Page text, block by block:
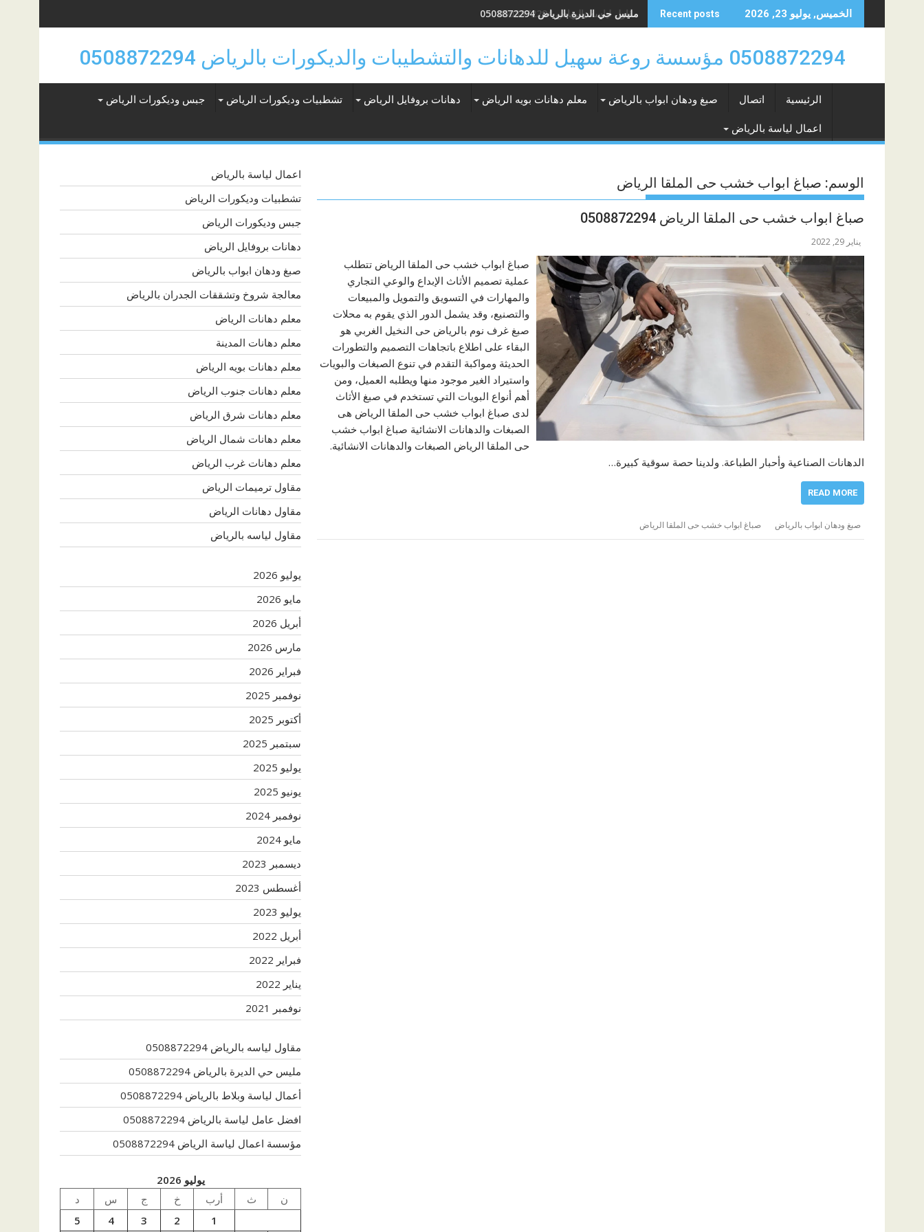
to
الخميس, يوليو 23, 2026 Recent posts مليس حي الديرة بالرياض 0508872294
0508872294 مؤسسة روعة سهيل للدهانات والتشطيبات والديكورات بالرياض 0508872294
الرئيسية اتصال صبغ ودهان ابواب بالرياض معلم دهانات بويه الرياض دهانات بروفايل الرياض تشطبيات وديكورات الرياض جبس وديكورات الرياض
اعمال لياسة بالرياض
الوسم: صباغ ابواب خشب حى الملقا الرياض
صباغ ابواب خشب حى الملقا الرياض 0508872294
يناير 29, 2022
صباغ ابواب خشب حى الملقا الرياض تتطلب
عملية تصميم الأثاث الإبداع والوعي التجاري
والمهارات في التسويق والتمويل والمبيعات
والتصنيع، وقد يشمل الدور الذي يقوم به محلات
صبغ غرف نوم بالرياض حى النخيل الغربي هو
البقاء على اطلاع باتجاهات التصميم والتطورات
الحديثة ومواكبة التقدم في تنوع الصبغات والبويات
واستيراد الغير موجود منها ويطلبه العميل، ومن
أهم أنواع البويات التي تستخدم في صبغ الأثاث
لدى صباغ ابواب خشب حى الملقا الرياض هى
الصبغات والدهانات الانشائية صباغ ابواب خشب
حى الملقا الرياض الصبغات والدهانات الانشائية.
الدهانات الصناعية وأحبار الطباعة. ولدينا حصة سوقية كبيرة…
READ MORE
صبغ ودهان ابواب بالرياض صباغ ابواب خشب حى الملقا الرياض
اعمال لياسة بالرياض
تشطبيات وديكورات الرياض
جبس وديكورات الرياض
دهانات بروفايل الرياض
صبغ ودهان ابواب بالرياض
معالجة شروخ وتشققات الجدران بالرياض
معلم دهانات الرياض
معلم دهانات المدينة
معلم دهانات بويه الرياض
معلم دهانات جنوب الرياض
معلم دهانات شرق الرياض
معلم دهانات شمال الرياض
معلم دهانات غرب الرياض
مقاول ترميمات الرياض
مقاول دهانات الرياض
مقاول لياسه بالرياض
يوليو 2026
مايو 2026
أبريل 2026
مارس 2026
فبراير 2026
نوفمبر 2025
أكتوبر 2025
سبتمبر 2025
يوليو 2025
يونيو 2025
نوفمبر 2024
مايو 2024
ديسمبر 2023
أغسطس 2023
يوليو 2023
أبريل 2022
فبراير 2022
يناير 2022
نوفمبر 2021
مقاول لياسه بالرياض 0508872294
مليس حي الديرة بالرياض 0508872294
أعمال لياسة وبلاط بالرياض 0508872294
افضل عامل لياسة بالرياض 0508872294
مؤسسة اعمال لياسة الرياض 0508872294
يوليو 2026
ن
ث أرب خ ج س
د
1
2
3
4
5